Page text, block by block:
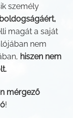
személy
magát a saját
nem
hiszen nem
mérgező
!